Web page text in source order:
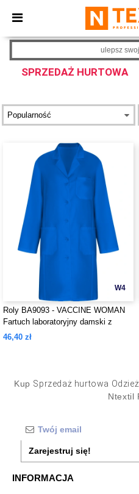
× Aplikacja Ntextil
Lepsze ceny w aplikacji!
SPRZEDAŻ HURTOWA
ulepsz
W4
Roly BA9093 - VACCINE WOMAN
Fartuch laboratoryjny damski z
kołnierzem
46,40 zł
Kup Sprzedaż hurtowa
Ntextil
Zarejestruj się!
INFORMACJA